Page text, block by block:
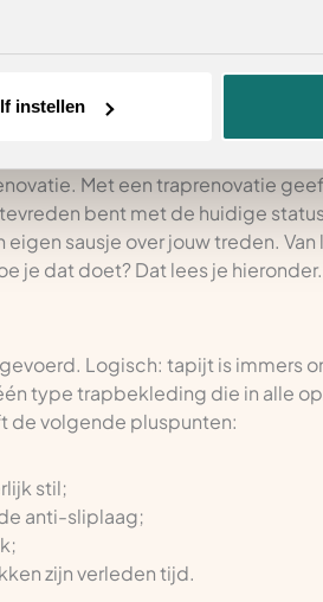
instellen
Met een traprenovatie
bent met de huidige
eigen sausje over jouw treden.
je dat doet? Dat lees je hieronder.
Logisch: tapijt is immers
type trapbekleding die in alle
de volgende pluspunten:
stil;
anti-sliplaag;
zijn verleden tijd.